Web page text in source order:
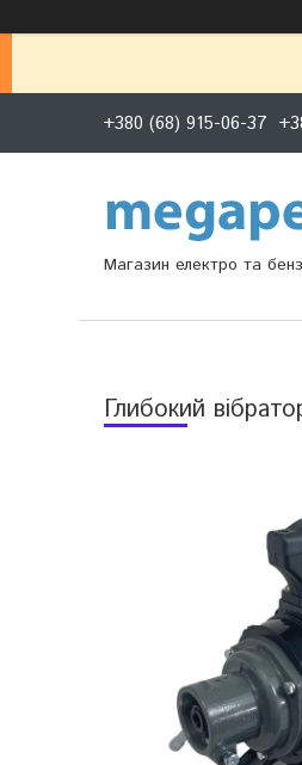
+380 (68) 915-06-37
Магазин електро та
Глибокий